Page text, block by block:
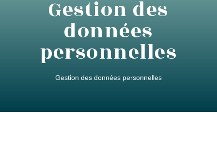
Gestion des
données
personnelles
Gestion des données personnelles